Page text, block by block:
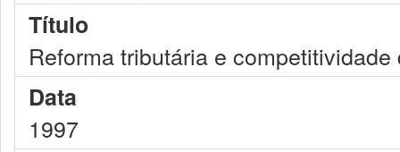
Título
Reforma tributária e
Data
1997